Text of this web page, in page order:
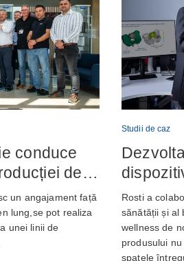
conduce
de
un angajament față
lung,se pot realiza
unei linii de
Studii de caz
integrat
Rosti a
sănătății și al
wellness de
produsului
spatele